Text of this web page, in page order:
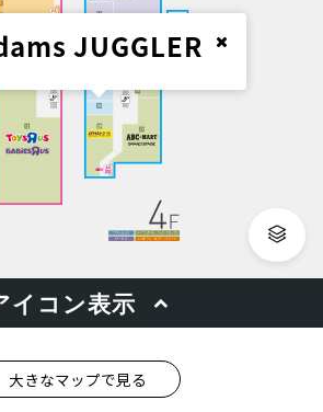
大きなマップで見る